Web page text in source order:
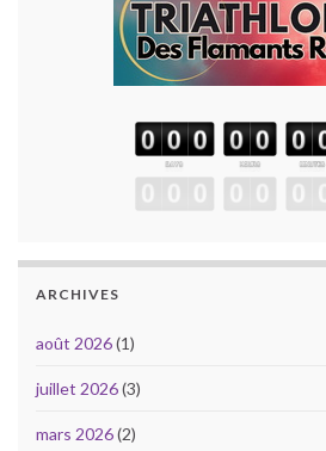
ARCHIVES
août 2026(1)
juillet 2026(3)
mars 2026(2)